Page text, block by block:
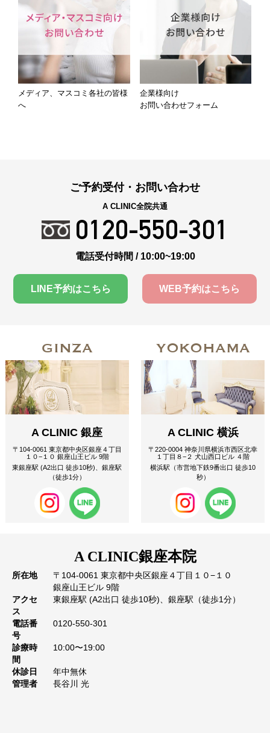
メディア、マスコミ各社の皆様
へ
企業様向け
お問い合わせフォーム
ご予約受付・お問い合わせ
A CLINIC全院共通
0120-550-301
電話受付時間 / 10:00~19:00
LINE予約はこちら WEB予約はこちら
GINZA
A CLINIC 銀座
〒104-0061 東京都中央区銀座４丁目
１０−１０ 銀座山王ビル 9階
東銀座駅 (A2出口 徒歩10秒)、銀座駅
（徒歩1分）
YOKOHAMA
A CLINIC 横浜
〒220-0004 神奈川県横浜市西区北幸
１丁目８−２ 犬山西口ビル ４階
横浜駅（市営地下鉄9番出口 徒歩10
秒）
A CLINIC銀座本院
所在地
〒104-0061 東京都中央区銀座４丁目１０−１０
銀座山王ビル 9階
アクセ
ス
東銀座駅 (A2出口 徒歩10秒)、銀座駅（徒歩1分）
電話番
号
0120-550-301
診療時
間
10:00〜19:00
休診日
年中無休
管理者
長谷川 光